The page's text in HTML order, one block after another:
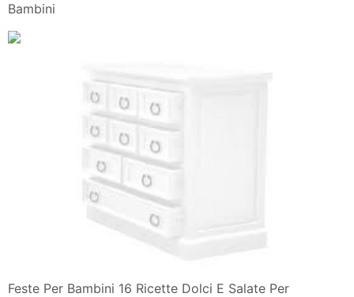
Bambini
Feste Per Bambini 16 Ricette Dolci E Salate Per